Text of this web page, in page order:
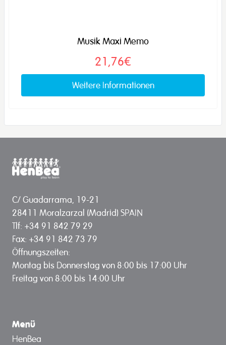
Musik Maxi Memo
21,76€
Weitere Informationen
C/ Guadarrama, 19-21
28411 Moralzarzal (Madrid) SPAIN
Tlf: +34 91 842 79 29
Fax: +34 91 842 73 79
Öffnungszeiten:
Montag bis Donnerstag von 8:00 bis 17:00 Uhr
Freitag von 8:00 bis 14:00 Uhr
Menü
HenBea